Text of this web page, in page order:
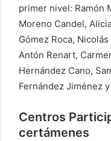
primer nivel: Ramón
Moreno Candel,
Gómez Roca,
Antón Renart,
Hernández Cano,
Fernández Jiménez
Centros
certámenes